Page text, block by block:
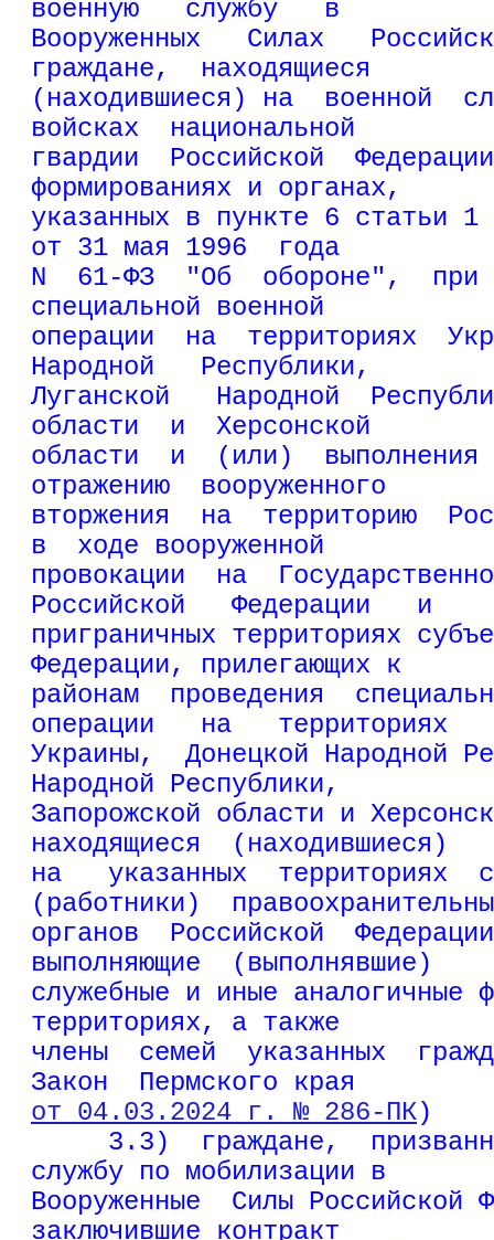
военную   службу   в
Вооруженных   Силах
граждане,  находящиеся
(находившиеся) на  военной
войсках  национальной
гвардии  Российской
формированиях и органах,
указанных в пункте 6 статьи 1
от 31 мая 1996  года
N  61-ФЗ  "Об  обороне",  при
специальной военной
операции  на  территориях
Народной   Республики,
Луганской   Народной
области  и  Херсонской
области  и  (или)
отражению  вооруженного
вторжения  на  территорию
в  ходе вооруженной
провокации  на
Российской   Федерации   и
приграничных территориях
Федерации, прилегающих к
районам  проведения
операции   на   территориях
Украины,  Донецкой Народной
Народной Республики,
Запорожской области и
находящиеся  (находившиеся)
на   указанных  территориях
(работники)
органов  Российской
выполняющие  (выполнявшие)
служебные и иные аналогичные
территориях, а также
члены  семей  указанных
Закон  Пермского края
от 04.03.2024 г. № 286-ПК)
3.3)  граждане,
службу по мобилизации в
Вооруженные  Силы Российской
заключившие контракт